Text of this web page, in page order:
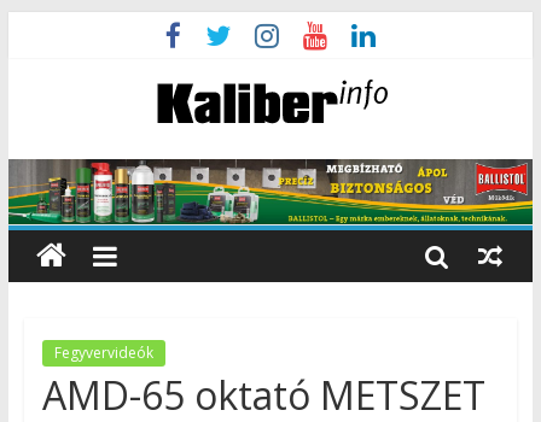
Fegyvervideók
AMD-65 oktató METSZET